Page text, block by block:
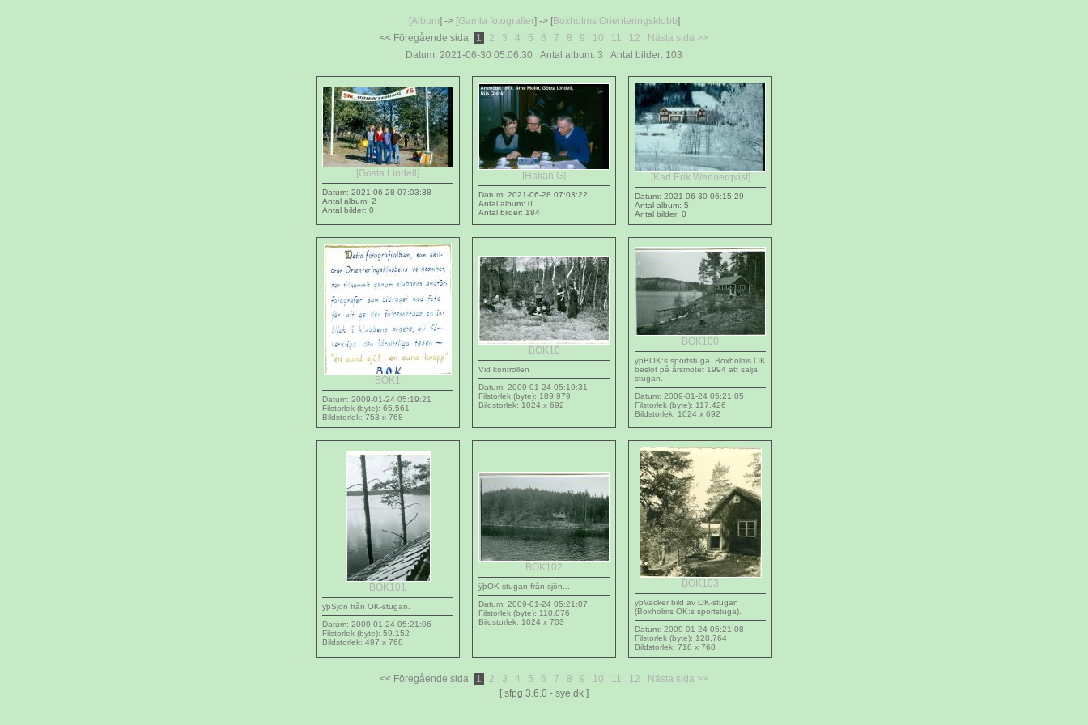
[Album] -> [Gamla fotografier] -> [Boxholms Orienteringsklubb]
<< Föregående sida
1 2 3 4 5 6 7 8 9 10 11 12
Nästa sida >>
Datum: 2021-06-30 05:06:30 Antal album: 3 Antal bilder: 103
[Gosta Lindell]
Datum: 2021-06-28 07:03:38
Antal album: 2
Antal bilder: 0
[Hakan G]
Datum: 2021-06-28 07:03:22
Antal album: 0
Antal bilder: 184
[Karl Erik Wennerqvist]
Datum: 2021-06-30 06:15:29
Antal album: 5
Antal bilder: 0
BOK1
Datum: 2009-01-24 05:19:21
Filstorlek (byte): 65.561
Bildstorlek: 753 x 768
BOK10
Vid kontrollen
Datum: 2009-01-24 05:19:31
Filstorlek (byte): 189.979
Bildstorlek: 1024 x 692
BOK100
ÿþBOK:s sportstuga. Boxholms OK
beslöt på årsmötet 1994 att sälja
stugan.
Datum: 2009-01-24 05:21:05
Filstorlek (byte): 117.426
Bildstorlek: 1024 x 692
BOK101
ÿþSjön från OK-stugan.
Datum: 2009-01-24 05:21:06
Filstorlek (byte): 59.152
Bildstorlek: 497 x 768
BOK102
ÿþOK-stugan från sjön...
Datum: 2009-01-24 05:21:07
Filstorlek (byte): 110.076
Bildstorlek: 1024 x 703
BOK103
ÿþVacker bild av OK-stugan
(Boxholms OK:s sportstuga).
Datum: 2009-01-24 05:21:08
Filstorlek (byte): 128.764
Bildstorlek: 718 x 768
<< Föregående sida 1 2 3 4 5 6 7 8 9 10 11 12
Nästa sida >>
[ sfpg 3.6.0 - sye.dk ]